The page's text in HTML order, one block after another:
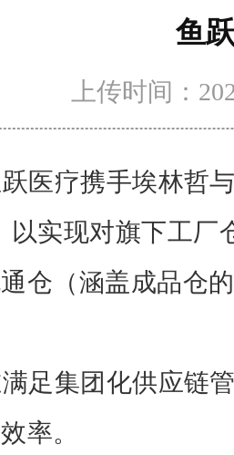
鱼
上传时间：
医疗携手埃林哲
以实现对旗下工厂
仓（涵盖成品仓
足集团化供应链
率。